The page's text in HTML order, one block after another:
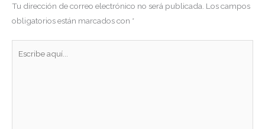
Tu dirección de correo electrónico no será publicada. Los campos
obligatorios están marcados con *